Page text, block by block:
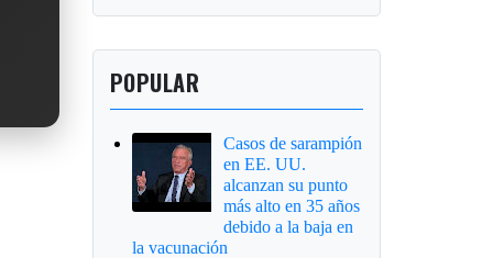
POPULAR
Casos de sarampión
en EE. UU.
alcanzan su punto
más alto en 35 años
debido a la baja en
la vacunación